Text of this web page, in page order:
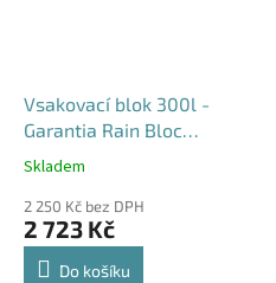
Vsakovací blok 300l -
Garantia Rain Bloc
Compact
Průměrné
produktu
je
4,5
Skladem
2 250 Kč bez DPH
2 723 Kč
Do košíku